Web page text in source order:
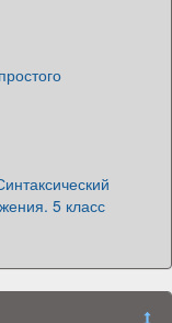
5 класс